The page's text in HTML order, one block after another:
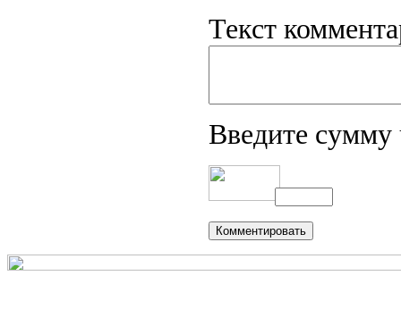
Текст
Введите сумму